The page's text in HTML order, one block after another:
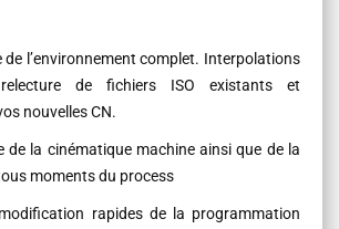
de l’environnement complet. Interpolations
de fichiers ISO existants et
nouvelles CN.
de la cinématique machine ainsi que de la
moments du process
rapides de la programmation